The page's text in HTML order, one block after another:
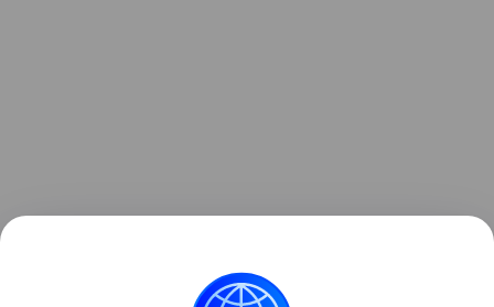
ступени ракеты на Луну назвали «подарком